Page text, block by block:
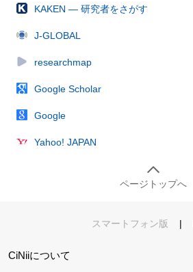
KAKEN — 研究者をさがす
J-GLOBAL
researchmap
Google Scholar
Google
Yahoo! JAPAN
ページトップへ
スマートフォン版 |
CiNiiについて